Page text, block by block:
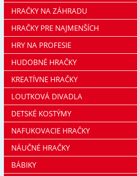
HRAČKY NA ZÁHRADU
HRAČKY PRE NAJMENŠÍCH
HRY NA PROFESIE
HUDOBNÉ HRAČKY
KREATÍVNE HRAČKY
LOUTKOVÁ DIVADLA
DETSKÉ KOSTÝMY
NAFUKOVACIE HRAČKY
NÁUČNÉ HRAČKY
BÁBIKY